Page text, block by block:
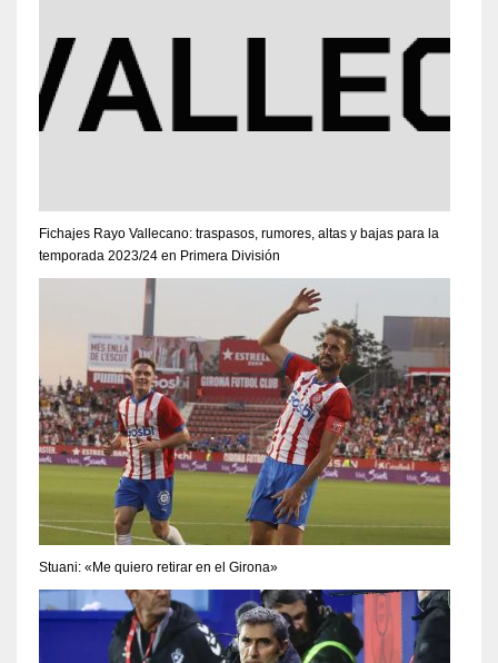
Fichajes Rayo Vallecano: traspasos, rumores, altas y bajas para la
temporada 2023/24 en Primera División
Stuani: «Me quiero retirar en el Girona»